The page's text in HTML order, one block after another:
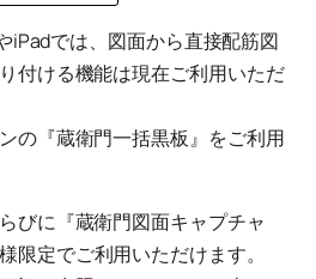
iPadでは、図面から直接配筋図
付ける機能は現在ご利用いただ
の『蔵衛門一括黒板』をご利用
びに『蔵衛門図面キャプチャ
限定でご利用いただけます。